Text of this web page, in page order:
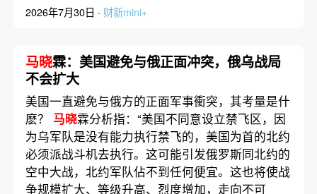
2026年7月30日 · 财新mini+
马晓霖：美国避免与俄正面冲突，俄乌战局
不会扩大
美国一直避免与俄方的正面军事衝突，其考量是什
麽？ 马晓霖分析指：“美国不同意设立禁飞区，因
为乌军队是没有能力执行禁飞的，美国为首的北约
必须派战斗机去执行。这可能引发俄罗斯同北约的
空中大战，北约军队佔不到任何便宜。这也将使战
争规模扩大、等级升高、烈度增加，走向不可